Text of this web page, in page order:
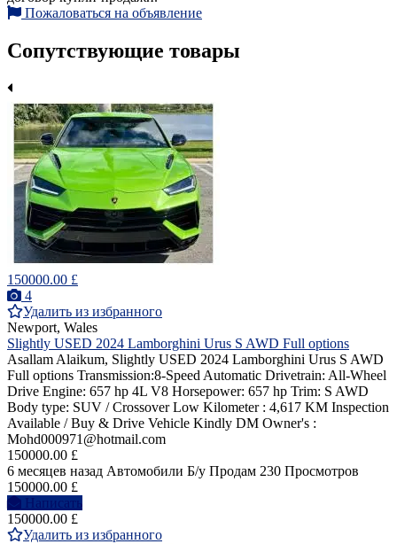
Пожаловаться на объявление
Сопутствующие товары
150000.00 £
4
Удалить из избранного
Newport, Wales
Slightly USED 2024 Lamborghini Urus S AWD Full options
Asallam Alaikum, Slightly USED 2024 Lamborghini Urus S AWD
Full options Transmission:8-Speed Automatic Drivetrain: All-Wheel
Drive Engine: 657 hp 4L V8 Horsepower: 657 hp Trim: S AWD
Body type: SUV / Crossover Low Kilometer : 4,617 KM Inspection
Available / Buy & Drive Vehicle Kindly DM Owner's :
Mohd000971@hotmail.com
150000.00 £
6 месяцев назад Автомобили Б/у Продам 230 Просмотров
150000.00 £
Написать
150000.00 £
Удалить из избранного